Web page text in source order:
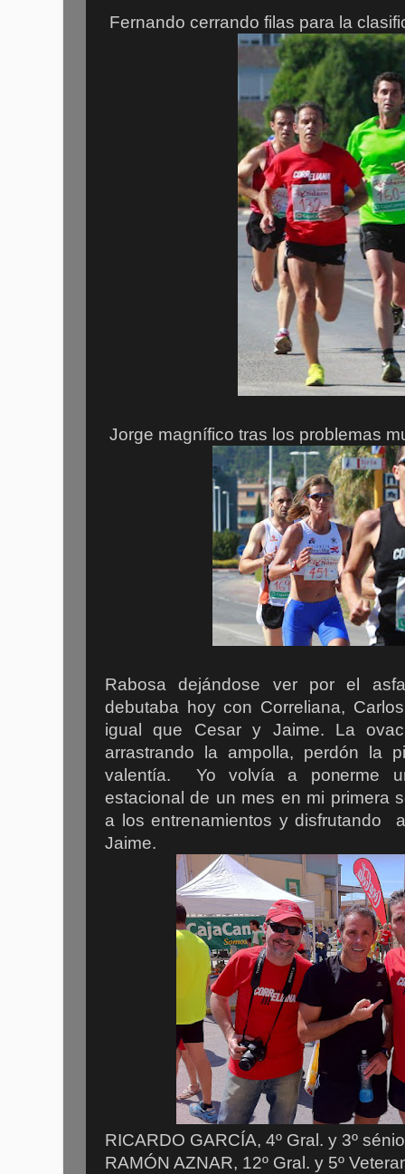
Fernando cerrando filas para la
Jorge magnífico tras los problemas
Rabosa dejándose ver por el
debutaba hoy con Correliana,
igual que Cesar y Jaime. La
arrastrando la ampolla, perdón la
valentía. Yo volvía a ponerme
estacional de un mes en mi primera
a los entrenamientos y disfrutando
Jaime.
RICARDO GARCÍA, 4º Gral. y 3º
RAMÓN AZNAR, 12º Gral. y 5º